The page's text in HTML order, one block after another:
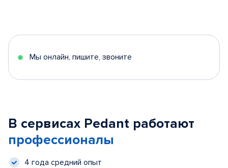
Мы онлайн, пишите, звоните
В сервисах Pedant работают
профессионалы
4 года средний опыт